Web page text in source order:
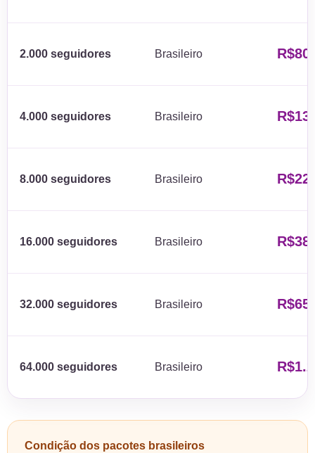
2.000 seguidores Brasileiro R$80
4.000 seguidores Brasileiro
8.000 seguidores Brasileiro
16.000 seguidores Brasileiro
32.000 seguidores Brasileiro
64.000 seguidores Brasileiro
Condição dos pacotes brasileiros